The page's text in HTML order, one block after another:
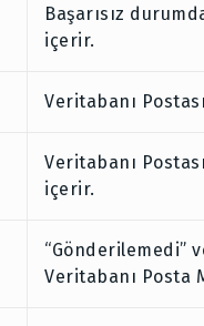
Başarısız
içerir.
Veritabanı
Veritabanı
içerir.
“Gönderilemedi”
Veritabanı Posta